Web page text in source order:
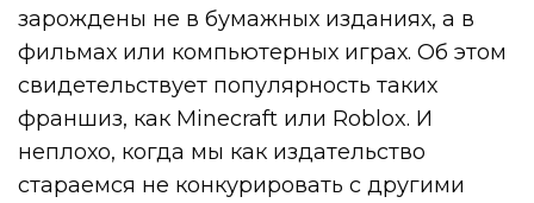
зарождены не в бумажных изданиях, а в
фильмах или компьютерных играх. Об этом
свидетельствует популярность таких
франшиз, как Minecraft или Roblox. И
неплохо, когда мы как издательство
стараемся не конкурировать с другими